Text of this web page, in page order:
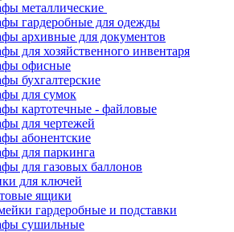
металлические
гардеробные для одежды
архивные для документов
для хозяйственного инвентаря
офисные
бухгалтерские
для сумок
картотечные - файловые
для чертежей
абонентские
для паркинга
для газовых баллонов
для ключей
ящики
гардеробные и подставки
сушильные